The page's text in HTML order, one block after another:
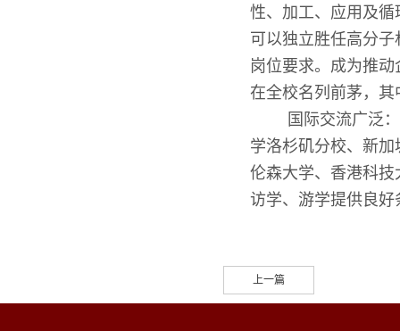
性、加工、应用及
可以独立胜任高分
岗位要求。成为推
在全校名列前茅，
国际交流广泛
学洛杉矶分校、新
伦森大学、香港科
访学、游学提供良
上一篇